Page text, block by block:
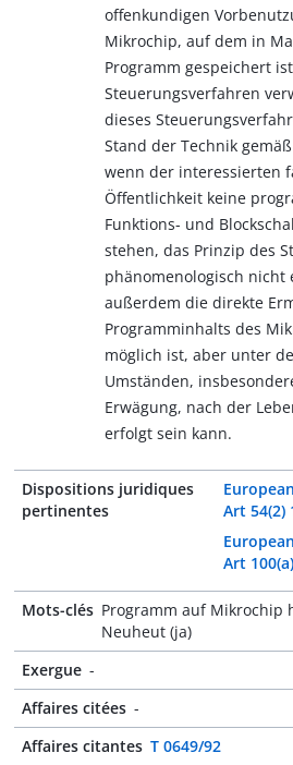
offenkundigen
Mikrochip, auf dem in
Programm gespeichert
Steuerungsverfahren
dieses
Stand der Technik
wenn der interessierten
Öffentlichkeit keine
Funktions- und
stehen, das Prinzip des
phänomenologisch nicht
außerdem die direkte
Programminhalts des
möglich ist, aber unter
Umständen,
Erwägung, nach der
erfolgt sein kann.
Dispositions juridiques
pertinentes
Art 54(2)
Art
Mots-clés Programm auf Mikrochip
Neuheut (ja)
Exergue -
Affaires citées -
Affaires citantes T 0649/92